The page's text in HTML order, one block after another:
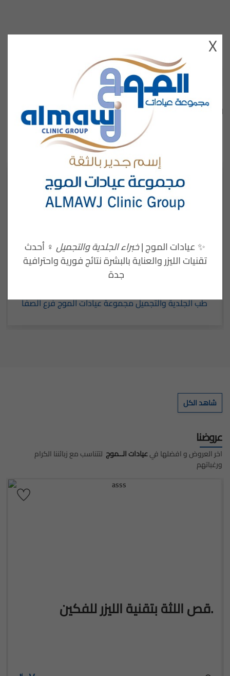
شاهد الكل
فريقنا
قم بالتعرف على طبيبك و قراءة سيرته الذاتية قبل حجز الاستشارة او
طب الجلدية والتجميل مجموعة عيادات الموج فرع الصفا
شاهد الكل
عروضنا
اخر العروض و افضلها فيعيادات الــموج لتتناسب مع زبائننا الكرام
ورغباتهم
قص اللثة بتقنية الليزر للفكين.
X
✨ عيادات الموج |خبراء الجلدية والتجميل ‍♀️ أحدث
تقنيات الليزر والعناية بالبشرة نتائج فورية واحترافية
جدة